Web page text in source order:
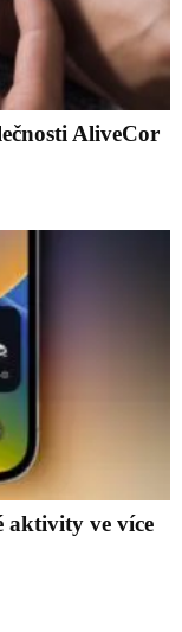
AliveCor
aktivity ve více